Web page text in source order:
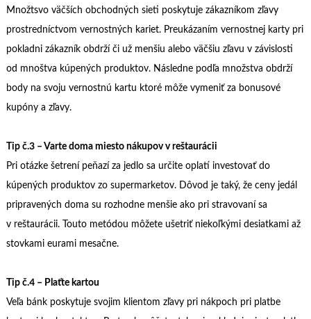
Množtsvo väčších obchodných sieti poskytuje zákazníkom zľavy
prostredníctvom vernostných kariet. Preukázaním vernostnej karty pri
pokladni zákazník obdrží či už menšiu alebo väčšiu zľavu v závislosti
od mnoštva kúpených produktov. Následne podľa množstva obdrží
body na svoju vernostnú kartu ktoré môže vymeniť za bonusové
kupóny a zľavy.
Tip č.3 – Varte doma miesto nákupov v reštaurácii
Pri otázke šetrení peňazí za jedlo sa určite oplatí investovať do
kúpených produktov zo supermarketov. Dôvod je taký, že ceny jedál
pripravených doma su rozhodne menšie ako pri stravovaní sa
v reštaurácii. Touto metódou môžete ušetriť niekoľkými desiatkami až
stovkami eurami mesačne.
Tip č.4 – Plaťte kartou
Veľa bánk poskytuje svojim klientom zľavy pri nákpoch pri platbe